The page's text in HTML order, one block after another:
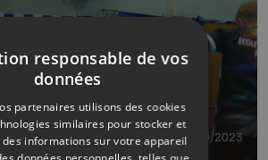
28/10/2023
responsable de vos
données
partenaires utilisons des cookies
similaires pour stocker et
des informations sur votre appareil